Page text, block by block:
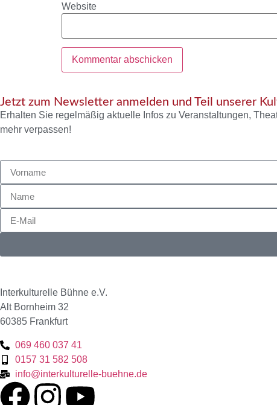
Website
Jetzt zum Newsletter anmelden und Teil unserer
Erhalten Sie regelmäßig aktuelle Infos zu Veranstaltungen,
mehr verpassen!
Interkulturelle Bühne e.V.
Alt Bornheim 32
60385 Frankfurt
069 460 037 41
0157 31 582 508
info@interkulturelle-buehne.de